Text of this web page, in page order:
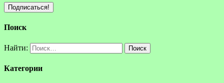
Поиск
Найти:
Категории